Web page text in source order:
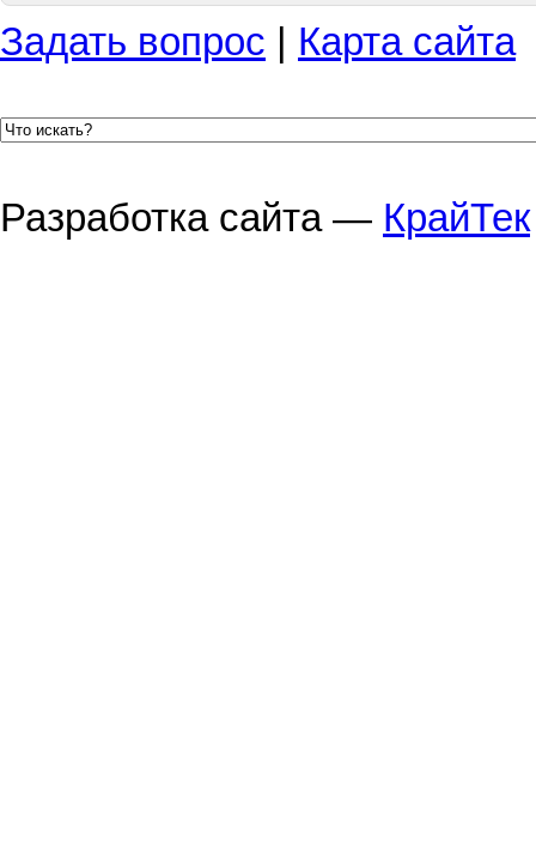
Задать вопрос Карта сайта
Разработка сайта — КрайТек